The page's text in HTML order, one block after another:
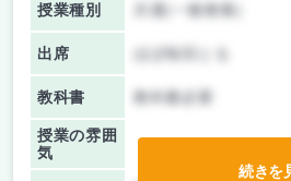
授業種別 共通(一般教養)
出席 ほぼ毎回とる
教科書 教科書必要
授業の雰囲
気
続きを